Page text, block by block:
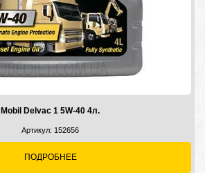
Mobil Delvac 1 5W-40 4л.
Артикул: 152656
ПОДРОБНЕЕ